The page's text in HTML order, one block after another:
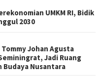
UMKM RI, Bidik
2030
Johan Agusta
Jadi Ruang
Budaya Nusantara